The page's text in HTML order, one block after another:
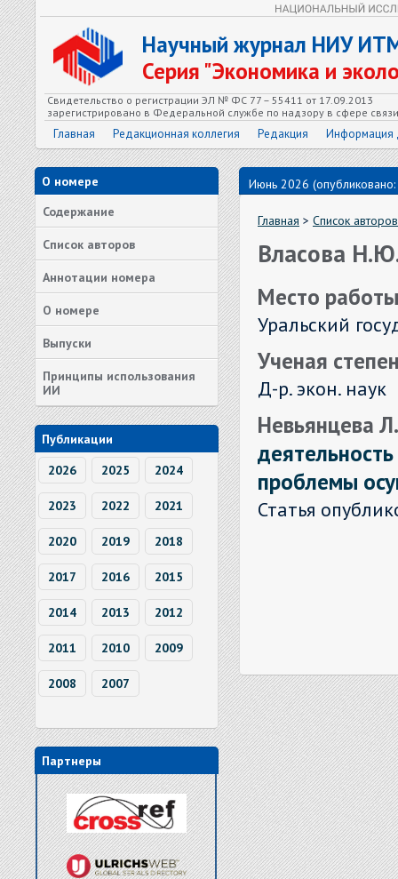
Научный журнал НИУ
Серия "Экономика и
Свидетельство о регистрации ЭЛ № ФС 77 – 55411 от 17.09.2013
зарегистрировано в Федеральной службе по надзору в сфере
Главная Редакционная коллегия Редакция Информация
О номере
Содержание
Список авторов
Аннотации номера
О номере
Выпуски
Принципы использования
ИИ
Публикации
2026
2025 2024
2023 2022 2021
2020 2019 2018
2017 2016 2015
2014 2013 2012
2011 2010 2009
2008 2007
Партнеры
Июнь 2026
Главная > Список авторов
Власова
Место
Уральский
Ученая
Д-р. экон. наук
Невьянцева
проблемы
Статья